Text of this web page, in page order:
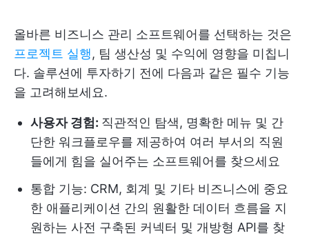
올바른 비즈니스 관리 소프트웨어를 선택하는 것은
프로젝트 실행, 팀 생산성 및 수익에 영향을 미칩니
다. 솔루션에 투자하기 전에 다음과 같은 필수 기능
을 고려해보세요.
사용자 경험: 직관적인 탐색, 명확한 메뉴 및 간
단한 워크플로우를 제공하여 여러 부서의 직원
들에게 힘을 실어주는 소프트웨어를 찾으세요
통합 기능: CRM, 회계 및 기타 비즈니스에 중요
한 애플리케이션 간의 원활한 데이터 흐름을 지
원하는 사전 구축된 커넥터 및 개방형 API를 찾